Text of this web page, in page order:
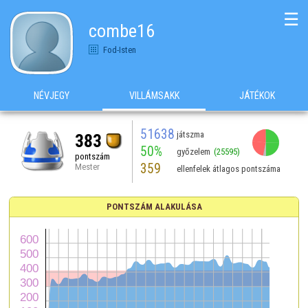
combe16
Fod-Isten
☰
NÉVJEGY VILLÁMSAKK JÁTÉKOK
383
pontszám
Mester
51638 játszma
50% győzelem (25595)
359 ellenfelek átlagos pontszáma
PONTSZÁM ALAKULÁSA